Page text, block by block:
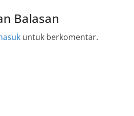
Balasan
untuk berkomentar.